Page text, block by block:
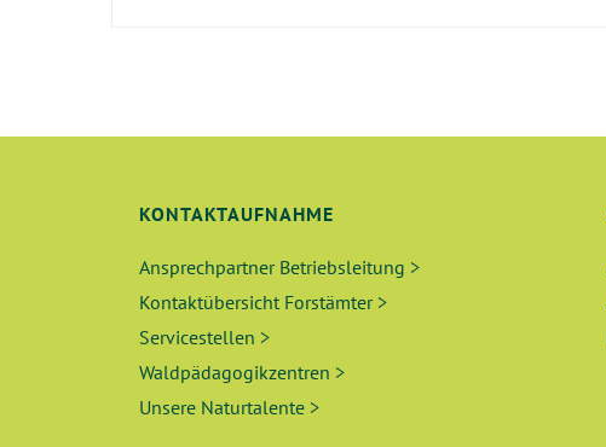
KONTAKTAUFNAHME
Ansprechpartner Betriebsleitung >
Kontaktübersicht Forstämter >
Servicestellen >
Waldpädagogikzentren >
Unsere Naturtalente >